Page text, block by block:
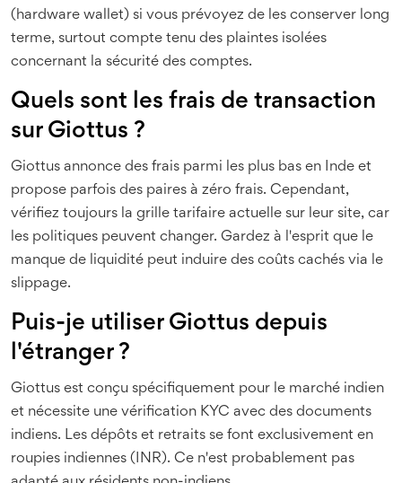
(hardware wallet) si vous prévoyez de les conserver long
terme, surtout compte tenu des plaintes isolées
concernant la sécurité des comptes.
Quels sont les frais de transaction
sur Giottus ?
Giottus annonce des frais parmi les plus bas en Inde et
propose parfois des paires à zéro frais. Cependant,
vérifiez toujours la grille tarifaire actuelle sur leur site, car
les politiques peuvent changer. Gardez à l'esprit que le
manque de liquidité peut induire des coûts cachés via le
slippage.
Puis-je utiliser Giottus depuis
l'étranger ?
Giottus est conçu spécifiquement pour le marché indien
et nécessite une vérification KYC avec des documents
indiens. Les dépôts et retraits se font exclusivement en
roupies indiennes (INR). Ce n'est probablement pas